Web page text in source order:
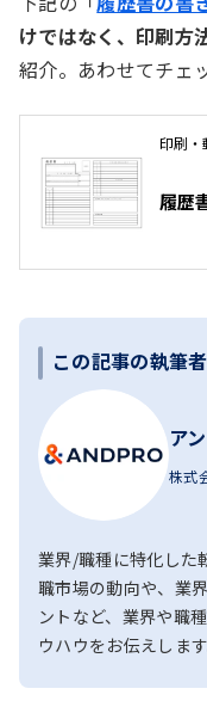
けではなく、印刷方
紹介。あわせてチェ
印刷・
履歴
この記事の執筆者
ア
株式
業界/職種に特化した
職市場の動向や、業
ントなど、業界や職
ウハウをお伝えします